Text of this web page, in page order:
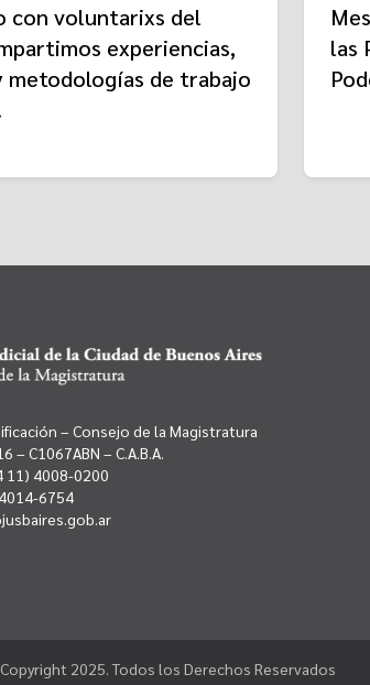
con voluntarixs del
experiencias,
metodologías de trabajo
las
– Consejo de la Magistratura
– C1067ABN – C.A.B.A.
11) 4008-0200
6754
2025. Todos los Derechos Reservados